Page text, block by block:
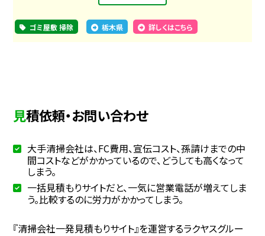
ゴミ屋敷 掃除 栃木県 詳しくはこちら
見積依頼・お問い合わせ
大手清掃会社は、FC費用、宣伝コスト、孫請けまでの中
間コストなどがかかっているので、どうしても高くなって
しまう。
一括見積もりサイトだと、一気に営業電話が増えてしま
う。比較するのに労力がかかってしまう。
『清掃会社一発見積もりサイト』を運営するラクヤスグルー